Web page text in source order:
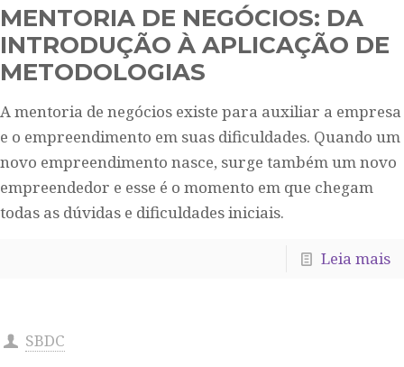
MENTORIA DE NEGÓCIOS: DA
INTRODUÇÃO À APLICAÇÃO DE
METODOLOGIAS
A mentoria de negócios existe para auxiliar a empresa
e o empreendimento em suas dificuldades. Quando um
novo empreendimento nasce, surge também um novo
empreendedor e esse é o momento em que chegam
todas as dúvidas e dificuldades iniciais.
Leia mais
SBDC